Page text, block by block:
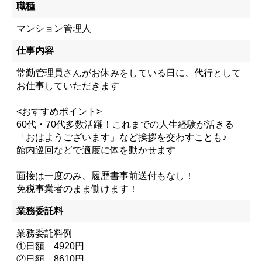
職種
マンション管理人
仕事内容
常勤管理員さんがお休みをしている日に、代行として
お仕事していただきます
<おすすめポイント>
60代・70代多数活躍！これまでの人生経験が活きる
「おはようございます」など挨拶を交わすことも♪
館内巡回などで適度に体を動かせます
面接は一度のみ、履歴書事前送付もなし！
免税事業者のまま働けます！
業務委託料
業務委託料例
①日額 4920円
②日額 8610円